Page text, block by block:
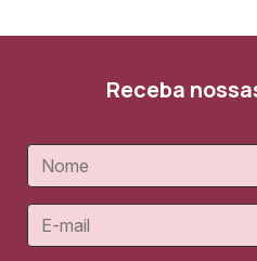
Receba